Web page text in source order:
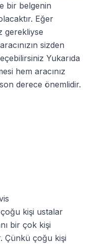
bir belgenin
Eğer
gerekliyse
sizden
Yukarıda
hem aracınız
derece önemlidir.
kişi ustalar
bir çok kişi
Çünkü çoğu kişi